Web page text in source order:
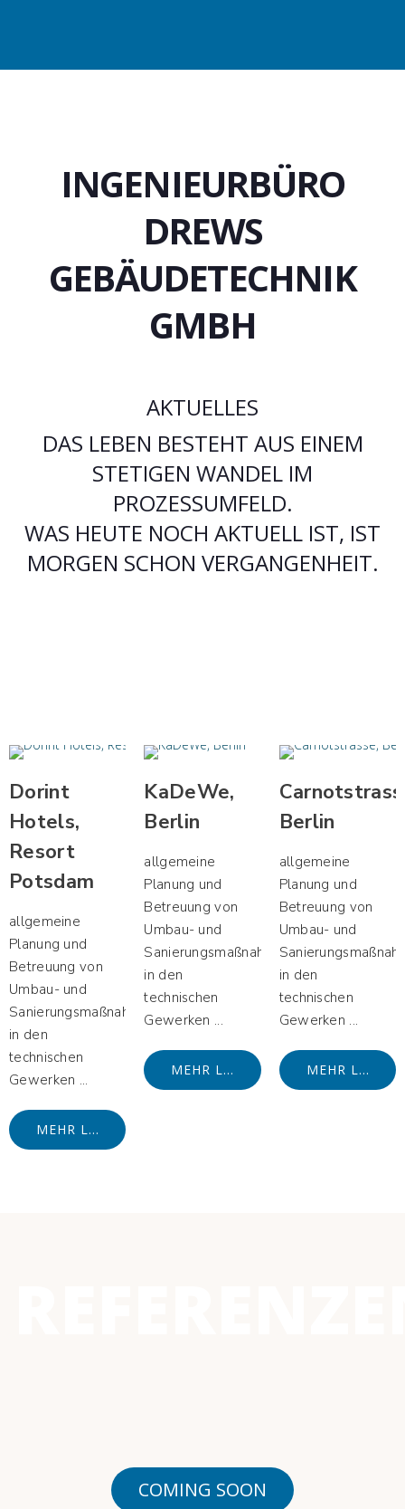
INGENIEURBÜRO
DREWS
GEBÄUDETECHNIK
GMBH
AKTUELLES
DAS LEBEN BESTEHT AUS EINEM
STETIGEN WANDEL IM
PROZESSUMFELD.
WAS HEUTE NOCH AKTUELL IST, IST
MORGEN SCHON VERGANGENHEIT.
Dorint
Hotels,
Resort
Potsdam
allgemeine
Planung und
Betreuung von
Umbau- und
Sanierungsmaßnahmen
in den
technischen
Gewerken ...
MEHR LESEN
KaDeWe,
Berlin
allgemeine
Planung und
Betreuung von
Umbau- und
Sanierungsmaßnahmen
in den
technischen
Gewerken ...
MEHR LESEN
Berlin
allgemeine
Planung und
Betreuung von
Umbau- und
in den
technischen
Gewerken ...
MEHR LESEN
COMING SOON